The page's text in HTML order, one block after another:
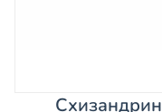
Схизандрин